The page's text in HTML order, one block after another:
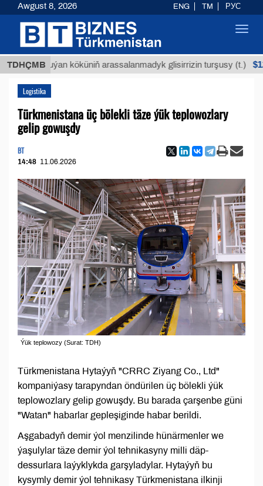
TDHÇMB
Buýan köküniň arassalanmadyk glisirrizin turşusy (t.)
Logistika
Türkmenistana üç bölekli täze ýük teplowozlary
gelip gowuşdy
BT
14:48 11.06.2026
Ýük teplowozy (Surat: TDH)
Türkmenistana Hytaýyň "CRRC Ziyang Co., Ltd"
kompaniýasy tarapyndan öndürilen üç bölekli ýük
teplowozlary gelip gowuşdy. Bu barada çarşenbe güni
"Watan" habarlar gepleşiginde habar berildi.
Aşgabadyň demir ýol menzilinde hünärmenler we
ýaşulylar täze demir ýol tehnikasyny milli däp-
dessurlara laýyklykda garşyladylar. Hytaýyň bu
kysymly demir ýol tehnikasy Türkmenistana ilkinji
Awgust 8, 2026 ENG TM РУС